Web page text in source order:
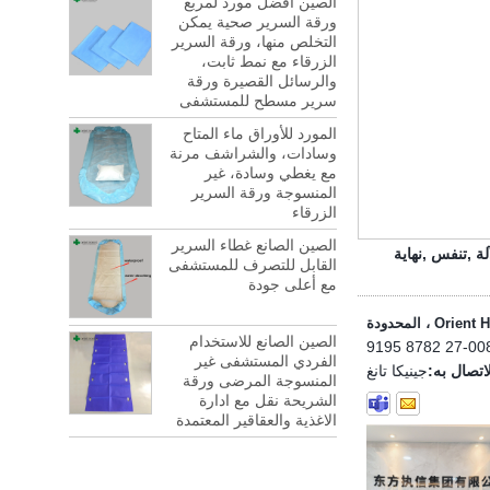
ورقة السرير صحية يمكن
التخلص منها، ورقة السرير
الزرقاء مع نمط ثابت،
والرسائل القصيرة ورقة
سرير مسطح للمستشفى
المورد للأوراق ماء المتاح
وسادات، والشراشف مرنة
مع يغطي وسادة، غير
المنسوجة ورقة السرير
الزرقاء
الصين الصانع غطاء السرير
القابل للتصرف للمستشفى
مع أعلى جودة
الصين الصانع للاستخدام
الفردي المستشفى غير
المنسوجة المرضى ورقة
الشريحة نقل مع ادارة
الاغذية والعقاقير المعتمدة
,تنفس ,نهاية
0086-27
به:جينيكا تانغ